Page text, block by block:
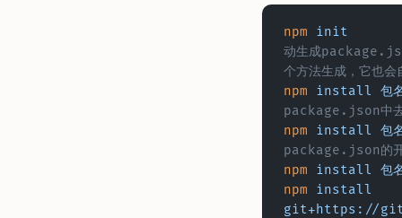
npm init
动生成
个方法生成，它也
npm install
包
package.json中
npm install
包
package.json的开
npm install
包
npm install
git+https://